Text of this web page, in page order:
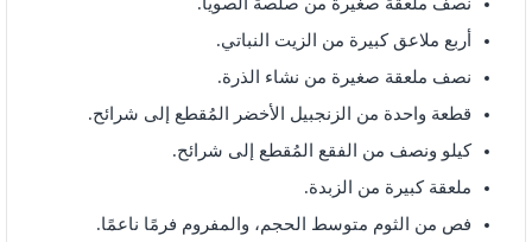
أربع ملاعق كبيرة من الزيت النباتي.
نصف ملعقة صغيرة من نشاء الذرة.
قطعة واحدة من الزنجبيل الأخضر المُقطع إلى شرائح.
كيلو ونصف من الفقع المُقطع إلى شرائح.
ملعقة كبيرة من الزبدة.
فص من الثوم متوسط الحجم، والمفروم فرمًا ناعمًا.